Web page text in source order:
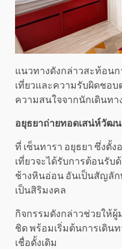
แนวทางดังกล่าวสะท้อน
เที่ยวและความรับผิดชอ
ความสนใจจากนักเดินทา
อยุธยาถ่ายทอดเสน่ห์วัฒ
ที่ เซ็นทารา อยุธยา ซึ่งตั้
เที่ยวจะได้รับการต้อนรั
ช้างหินอ่อน อันเป็นสัญลั
เป็นสิริมงคล
กิจกรรมดังกล่าวช่วยให้ผู้
ชิด พร้อมเริ่มต้นการเดิน
เชื่อดั้งเดิม